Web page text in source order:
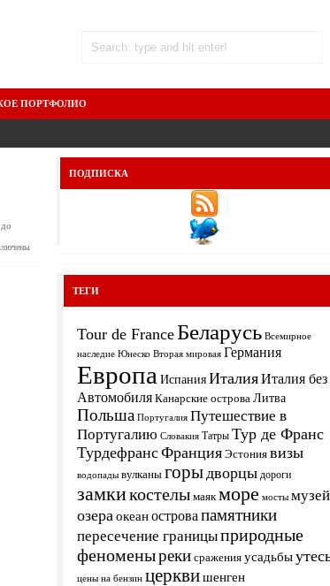
ПОРТФОЛИО
ПОДПИСКА
ТЕГИ
Tour de France Беларусь Всемирное
наследие Юнеско Вторая мировая Германия
Европа ИспанияИталияИталия без
Автомобиля Канарские острова Литва
Польша Португалия Путешествие в
Португалию Словакия Татры Тур де Франс
ТурдефрансФранция Эстония визы
водопады вулканы горыдворцы дороги
замкикостелы маяк море мосты музей
озераокеанострова памятники
пересечение границыприродные
феноменыреки сражения усадьбы
цены на бензин церквишенген